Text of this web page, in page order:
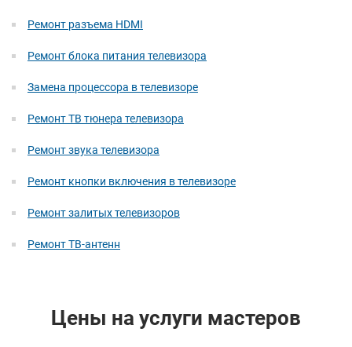
Ремонт разъема HDMI
Ремонт блока питания телевизора
Замена процессора в телевизоре
Ремонт ТВ тюнера телевизора
Ремонт звука телевизора
Ремонт кнопки включения в телевизоре
Ремонт залитых телевизоров
Ремонт ТВ-антенн
Цены на услуги мастеров